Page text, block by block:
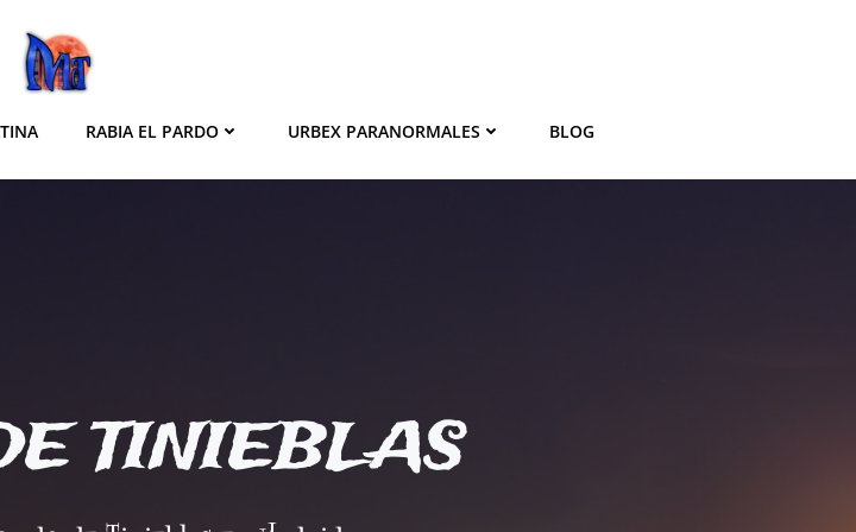
RABIA EL PARDO URBEX PARANORMALES BLOG
TINIEBLAS